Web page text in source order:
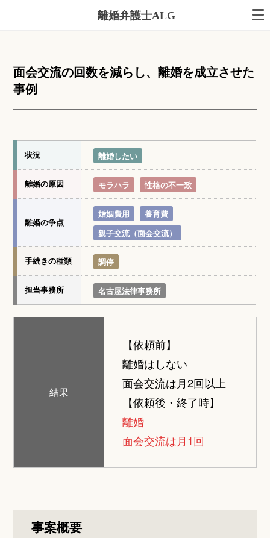
離婚弁護士ALG
面会交流の回数を減らし、離婚を成立させた
事例
状況 離婚したい
離婚の原因 モラハラ 性格の不一致
離婚の争点
婚姻費用
養育費
親子交流（面会交流）
手続きの種類 調停
担当事務所 名古屋法律事務所
結果
【依頼前】
離婚はしない
面会交流は月2回以上
【依頼後・終了時】
離婚
面会交流は月1回
事案概要